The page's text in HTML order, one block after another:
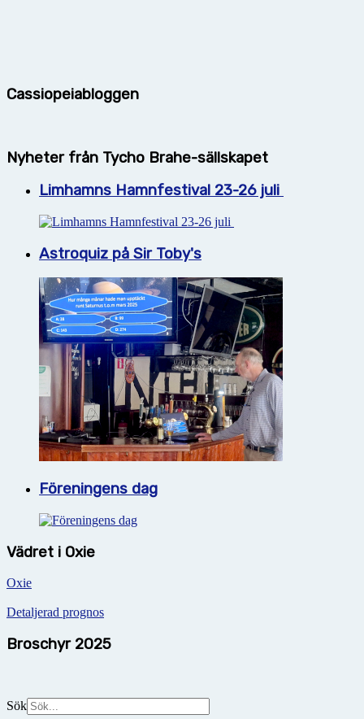
Cassiopeiabloggen
Nyheter från Tycho Brahe-sällskapet
Limhamns Hamnfestival 23-26 juli
Astroquiz på Sir Toby's
Föreningens dag
Vädret i Oxie
Oxie
Detaljerad prognos
Broschyr 2025
Sök